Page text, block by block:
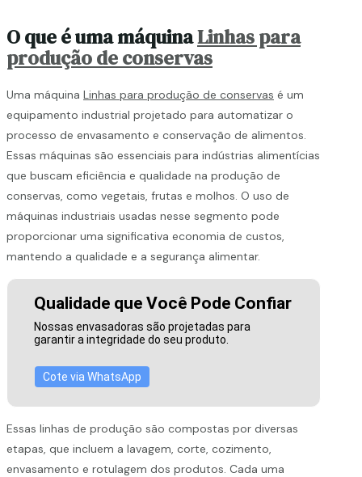
O que é uma máquinaLinhas para
produção de conservas
Uma máquina Linhas para produção de conservas é um
equipamento industrial projetado para automatizar o
processo de envasamento e conservação de alimentos.
Essas máquinas são essenciais para indústrias alimentícias
que buscam eficiência e qualidade na produção de
conservas, como vegetais, frutas e molhos. O uso de
máquinas industriais usadas nesse segmento pode
proporcionar uma significativa economia de custos,
mantendo a qualidade e a segurança alimentar.
Qualidade que Você Pode Confiar
Nossas envasadoras são projetadas para
garantir a integridade do seu produto.
Cote via WhatsApp
Essas linhas de produção são compostas por diversas
etapas, que incluem a lavagem, corte, cozimento,
envasamento e rotulagem dos produtos. Cada uma